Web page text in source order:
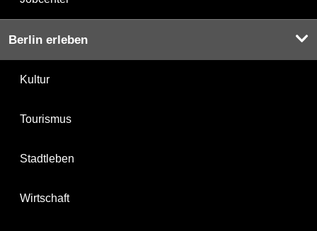
Berlin erleben
Kultur
Tourismus
Stadtleben
Wirtschaft